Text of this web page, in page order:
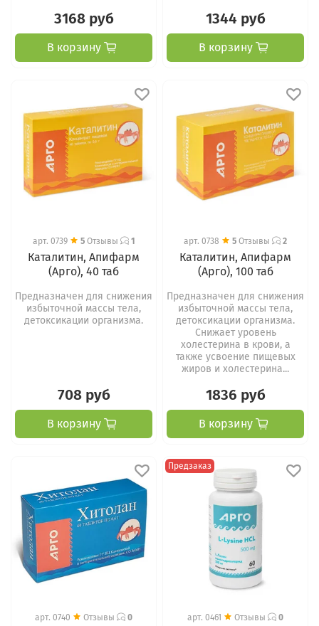
3168 руб
В корзину
1344 руб
В корзину
арт. 0739 5Отзывы 1
Каталитин, Апифарм
(Арго), 40 таб
Предназначен для снижения
избыточной массы тела,
детоксикации организма.
708 руб
В корзину
арт. 0738 5 Отзывы 2
Каталитин, Апифарм
(Арго), 100 таб
Предназначен для снижения
избыточной массы тела,
детоксикации организма.
Снижает уровень
холестерина в крови, а
также усвоение пищевых
жиров и холестерина...
1836 руб
В корзину
арт. 0740 Отзывы 0
Предзаказ
арт. 0461 Отзывы 0